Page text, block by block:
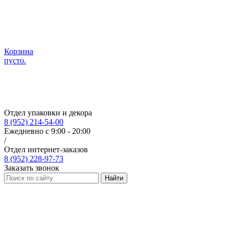
Корзина
пусто.
Отдел упаковки и декора
8 (952) 214-54-00
Ежедневно с 9:00 - 20:00
/
Отдел интернет-заказов
8 (952) 228-97-73
Заказать звонок
Найти